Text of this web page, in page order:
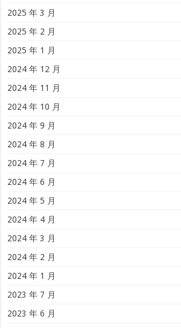
2025 年 3 月
2025 年 2 月
2025 年 1 月
2024 年 12 月
2024 年 11 月
2024 年 10 月
2024 年 9 月
2024 年 8 月
2024 年 7 月
2024 年 6 月
2024 年 5 月
2024 年 4 月
2024 年 3 月
2024 年 2 月
2024 年 1 月
2023 年 7 月
2023 年 6 月